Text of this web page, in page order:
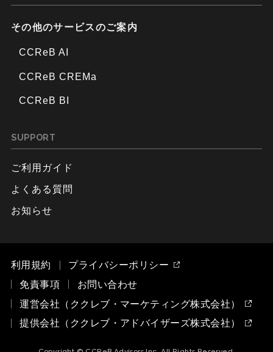
その他のサービスのご案内
CCReB AI
CCReB CREMa
CCReB BI
SUPPORT
ご利用ガイド
よくある質問
お知らせ
利用規約
プライバシーポリシー
免責事項
お問い合わせ
運営会社（ククレブ・マーケティング株式会社）
提供会社（ククレブ・アドバイザーズ株式会社）